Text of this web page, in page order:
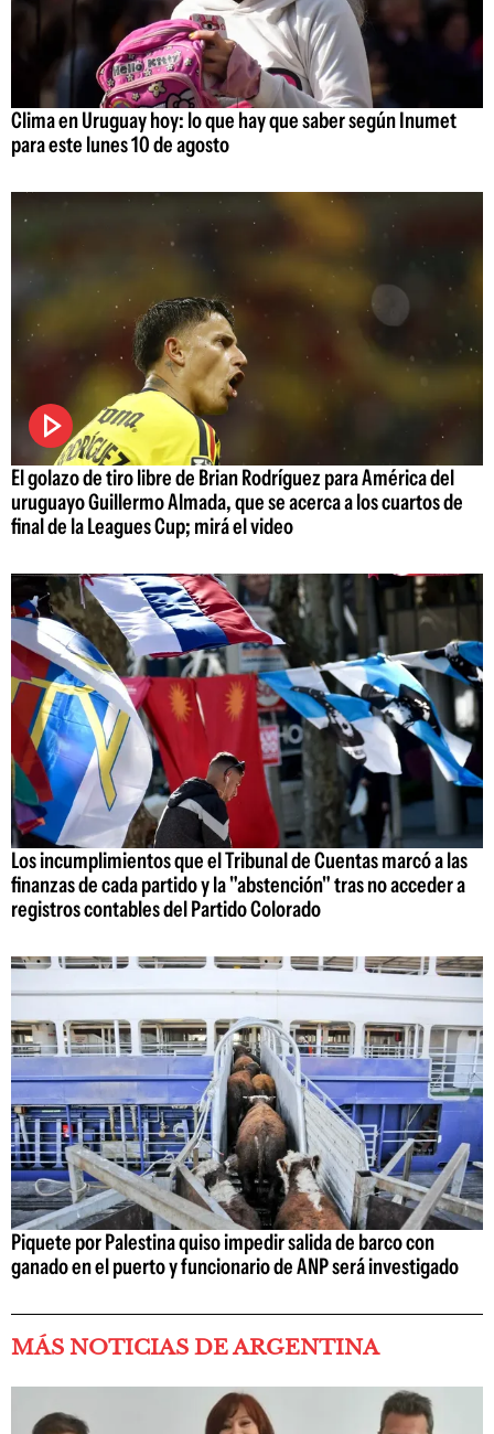
Clima en Uruguay hoy: lo que hay que saber según Inumet
para este lunes 10 de agosto
El golazo de tiro libre de Brian Rodríguez para América del
uruguayo Guillermo Almada, que se acerca a los cuartos de
final de la Leagues Cup; mirá el video
Los incumplimientos que el Tribunal de Cuentas marcó a las
finanzas de cada partido y la "abstención" tras no acceder a
registros contables del Partido Colorado
Piquete por Palestina quiso impedir salida de barco con
ganado en el puerto y funcionario de ANP será investigado
MÁS NOTICIAS DE ARGENTINA